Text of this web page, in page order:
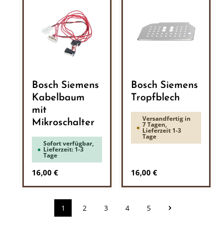
Bosch Siemens
Kabelbaum
mit
Mikroschalter
Sofort verfügbar,
Lieferzeit: 1-3
Tage
Regulärer Preis:
16,00 €
Bosch Siemens
Tropfblech
Versandfertig in
7 Tagen,
Lieferzeit 1-3
Tage
Regulärer Preis:
16,00 €
Seite
1 Seite
2 Seite
3 Seite
4 Seite
5